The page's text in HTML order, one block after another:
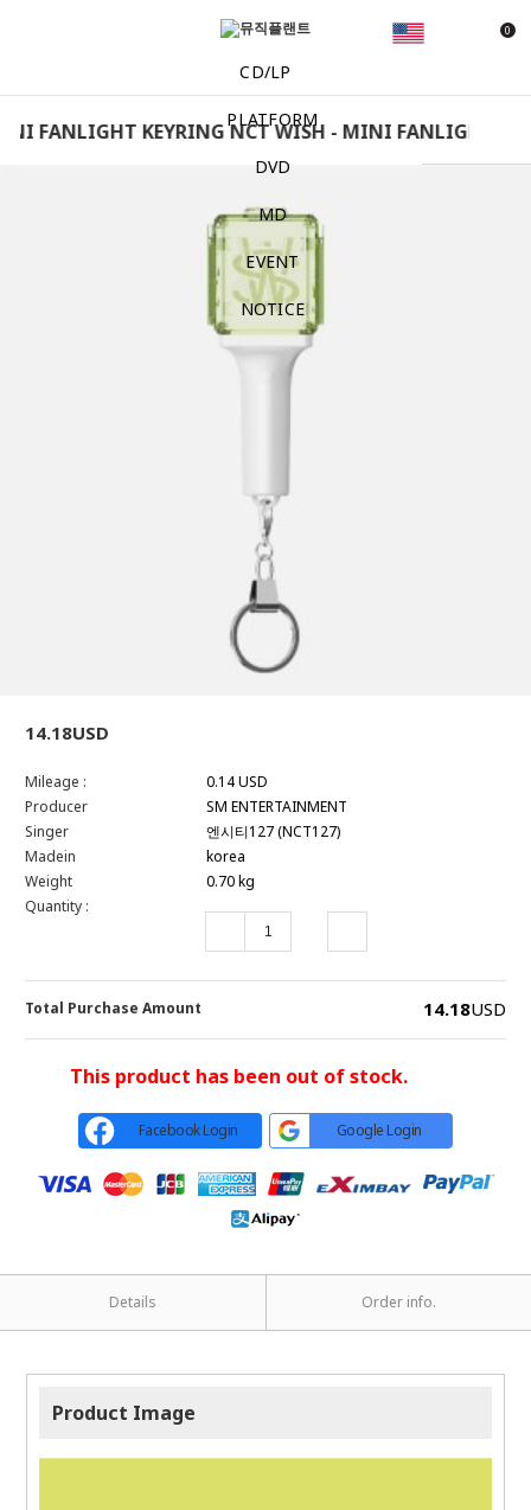
0
CD/LP
PLATFORM
DVD
MD
EVENT
NOTICE
FANLIGHT KEYRING NCT WISH - MINI FANLIGHT
14.18USD
Mileage :
0.14 USD
Producer
SM ENTERTAINMENT
Singer
엔시티127 (NCT127)
Madein
korea
Weight
0.70 kg
Quantity :
Total Purchase Amount 14.18USD
This product has been out of stock.
Facebook Login Google Login
Details Order info.
Product Image